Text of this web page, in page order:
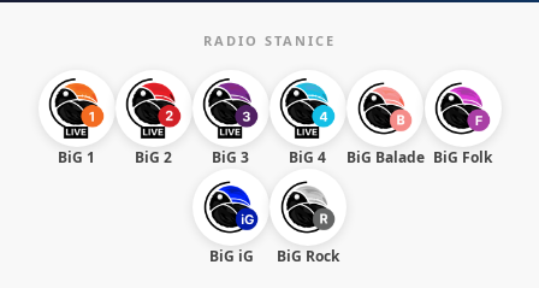
RADIO STANICE
BiG 1 BiG 2 BiG 3 BiG 4 BiG Balade BiG Folk
BiG iG BiG Rock